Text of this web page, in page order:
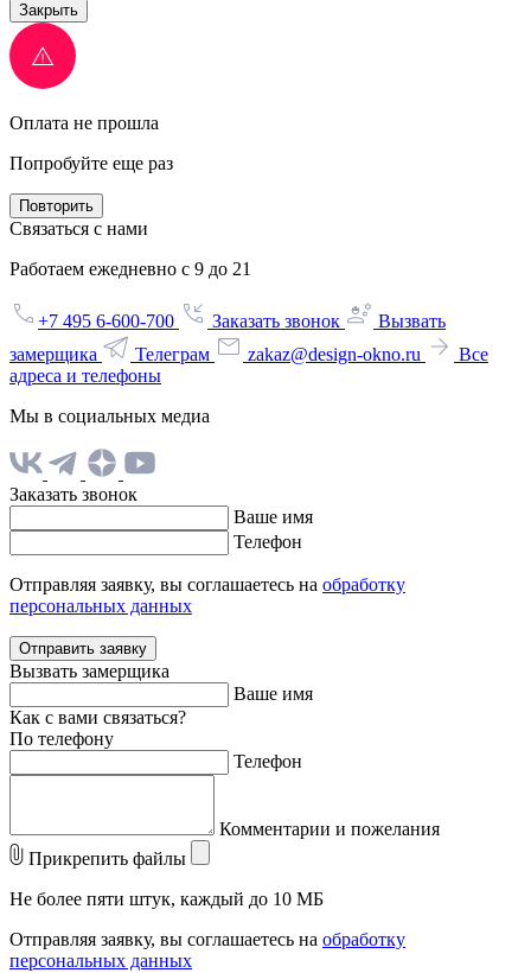
Закрыть
Оплата не прошла
Попробуйте еще раз
Повторить
Связаться с нами
Работаем ежедневно с 9 до 21
+7 495 6-600-700 Заказать звонок
Вызвать
замерщика
Телеграм zakaz@design-okno.ru
Все
адреса и телефоны
Мы в социальных медиа
Заказать звонок
Ваше имя
Телефон
Отправляя заявку, вы соглашаетесь на обработку
персональных данных
Отправить заявку
Вызвать замерщика
Ваше имя
Как с вами связаться?
По телефону
Телефон
Комментарии и пожелания
Прикрепить файлы
Не более пяти штук, каждый до 10 МБ
Отправляя заявку, вы соглашаетесь на обработку
персональных данных